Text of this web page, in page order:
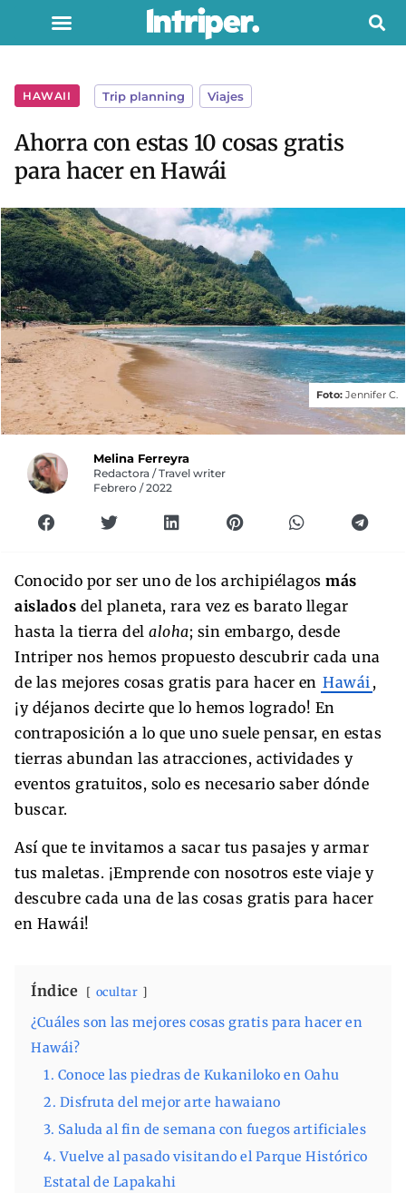
HAWAII Trip planning Viajes
Ahorra con estas 10 cosas gratis
para hacer en Hawái
Foto: Jennifer C.
Melina Ferreyra
Redactora / Travel writer
Febrero / 2022
Conocido por ser uno de los archipiélagos más
aislados del planeta, rara vez es barato llegar
hasta la tierra del aloha; sin embargo, desde
Intriper nos hemos propuesto descubrir cada una
de las mejores cosas gratis para hacer en Hawái ,
¡y déjanos decirte que lo hemos logrado! En
contraposición a lo que uno suele pensar, en estas
tierras abundan las atracciones, actividades y
eventos gratuitos, solo es necesario saber dónde
buscar.
Así que te invitamos a sacar tus pasajes y armar
tus maletas. ¡Emprende con nosotros este viaje y
descubre cada una de las cosas gratis para hacer
en Hawái!
Índice ocultar
¿Cuáles son las mejores cosas gratis para hacer en
Hawái?
1. Conoce las piedras de Kukaniloko en Oahu
2. Disfruta del mejor arte hawaiano
3. Saluda al fin de semana con fuegos artificiales
4. Vuelve al pasado visitando el Parque Histórico
Estatal de Lapakahi